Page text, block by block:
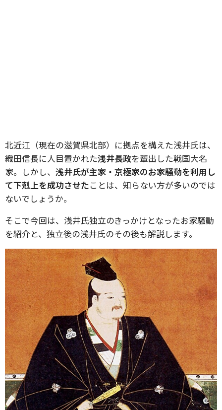
北近江（現在の滋賀県北部）に拠点を構えた浅井氏は、
織田信長に人目置かれた浅井長政を輩出した戦国大名
家。しかし、 浅井氏が主家・京極家のお家騒動を利用し
て下剋上を成功させたことは、知らない方が多いのでは
ないでしょうか。
そこで今回は、浅井氏独立のきっかけとなったお家騒動
を紹介と、独立後の浅井氏のその後も解説します。